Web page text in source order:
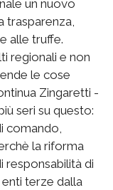
un nuovo
trasparenza,
alle truffe.
regionali e non
le cose
Zingaretti -
seri su questo:
comando,
la riforma
responsabilità di
enti terze dalla